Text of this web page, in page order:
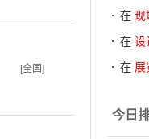
[全国]
在 现
在 设
在 展
今日